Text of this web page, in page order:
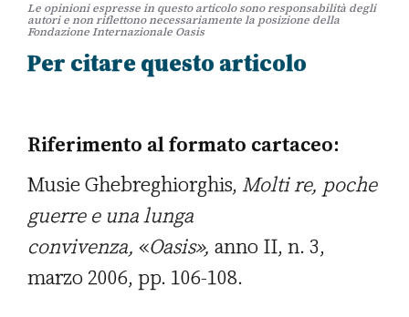
Le opinioni espresse in questo articolo sono responsabilità degli
autori e non riflettono necessariamente la posizione della
Fondazione Internazionale Oasis
Per citare questo articolo
Riferimento al formato cartaceo:
Musie Ghebreghiorghis, Molti re, poche
guerre e una lunga
convivenza, «Oasis», anno II, n. 3,
marzo 2006, pp. 106-108.